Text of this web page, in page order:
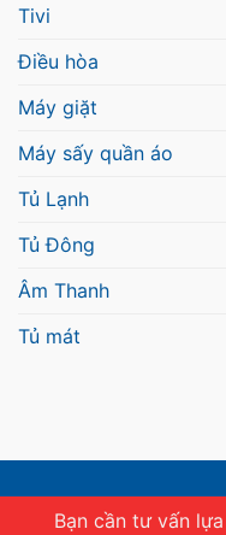
Tivi
Điều hòa
Máy giặt
Máy sấy quần áo
Tủ Lạnh
Tủ Đông
Âm Thanh
Tủ mát
Bạn cần tư vấn